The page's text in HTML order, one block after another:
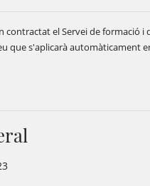
contractat el Servei de formació
que s'aplicarà automàticament